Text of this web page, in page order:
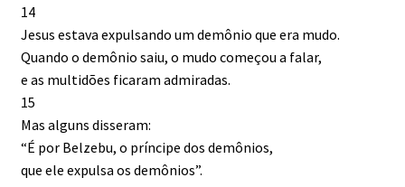
14
Jesus estava expulsando um demônio que era mudo.
Quando o demônio saiu, o mudo começou a falar,
e as multidões ficaram admiradas.
15
Mas alguns disseram:
“É por Belzebu, o príncipe dos demônios,
que ele expulsa os demônios”.